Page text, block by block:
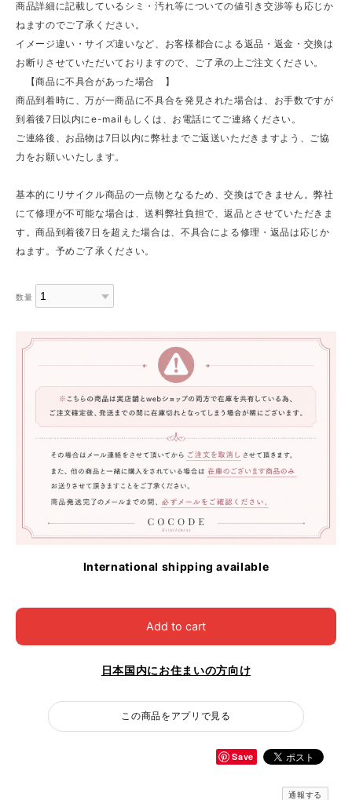
商品詳細に記載しているシミ・汚れ等についての値引き交渉等も応じか
ねますのでご了承ください。
イメージ違い・サイズ違いなど、お客様都合による返品・返金・交換は
お断りさせていただいておりますので、ご了承の上ご注文ください。
【商品に不具合があった場合 】
商品到着時に、万が一商品に不具合を発見された場合は、お手数ですが
到着後7日以内にe-mailもしくは、お電話にてご連絡ください。
ご連絡後、お品物は7日以内に弊社までご返送いただきますよう、ご協
力をお願いいたします。
基本的にリサイクル商品の一点物となるため、交換はできません。弊社
にて修理が不可能な場合は、送料弊社負担で、返品とさせていただきま
す。商品到着後7日を超えた場合は、不具合による修理・返品は応じか
ねます。予めご了承ください。
数量
International shipping available
Add to cart
日本国内にお住まいの方向け
この商品をアプリで見る
Save
通報する